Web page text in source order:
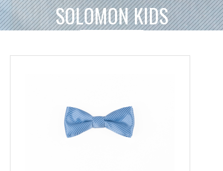
SOLOMON KIDS